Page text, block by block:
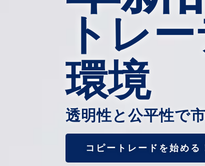
トレ
環境
透明性と公平性で
コピートレードを始める